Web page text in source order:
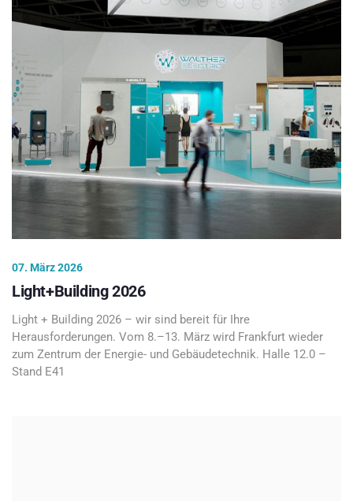
07. März 2026
Light+Building 2026
Light + Building 2026 – wir sind bereit für Ihre
Herausforderungen. Vom 8.–13. März wird Frankfurt wieder
zum Zentrum der Energie- und Gebäudetechnik. Halle 12.0 –
Stand E41